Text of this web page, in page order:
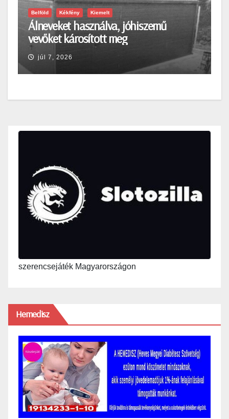
Belföld Kékfény Kiemelt
Álneveket használva, jóhiszemű
vevőket károsított meg
júl 7, 2026
szerencsejáték Magyarországon
Hemedisz